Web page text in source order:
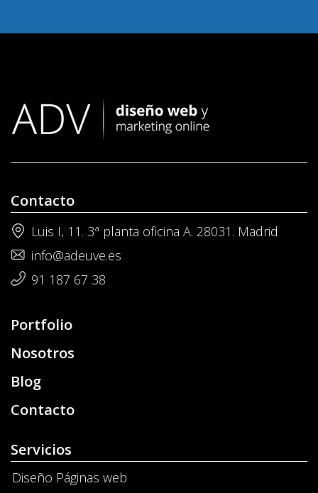
Contacto
Luis I, 11. 3ª planta oficina A. 28031. Madrid
info@adeuve.es
91 187 67 38
Portfolio
Nosotros
Blog
Contacto
Servicios
Diseño Páginas web